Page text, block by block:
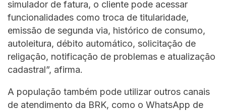
simulador de fatura, o cliente pode acessar
funcionalidades como troca de titularidade,
emissão de segunda via, histórico de consumo,
autoleitura, débito automático, solicitação de
religação, notificação de problemas e atualização
cadastral”, afirma.
A população também pode utilizar outros canais
de atendimento da BRK, como o WhatsApp de